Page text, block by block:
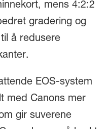
mens 4:2:2
gradering og
å redusere
EOS-system
med Canons mer
gir suverene